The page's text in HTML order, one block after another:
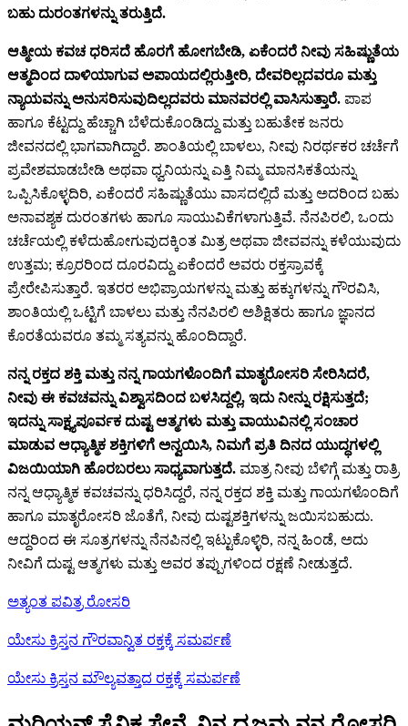
ಬಹು ದುರಂತಗಳನ್ನು ತರುತ್ತಿದೆ.
ಆತ್ಮೀಯ ಕವಚ ಧರಿಸದೆ ಹೊರಗೆ ಹೋಗಬೇಡಿ, ಏಕೆಂದರೆ ನೀವು ಸಹಿಷ್ಣುತೆಯ
ಆತ್ಮದಿಂದ ದಾಳಿಯಾಗುವ ಅಪಾಯದಲ್ಲಿರುತ್ತೀರಿ, ದೇವರಿಲ್ಲದವರೂ ಮತ್ತು
ನ್ಯಾಯವನ್ನು ಅನುಸರಿಸುವುದಿಲ್ಲದವರು ಮಾನವರಲ್ಲಿ ವಾಸಿಸುತ್ತಾರೆ. ಪಾಪ
ಹಾಗೂ ಕೆಟ್ಟದ್ದು ಹೆಚ್ಚಾಗಿ ಬೆಳೆದುಕೊಂಡಿದ್ದು ಮತ್ತು ಬಹುತೇಕ ಜನರು
ಜೀವನದಲ್ಲಿ ಭಾಗವಾಗಿದ್ದಾರೆ. ಶಾಂತಿಯಲ್ಲಿ ಬಾಳಲು, ನೀವು ನಿರರ್ಥಕರ ಚರ್ಚೆಗೆ
ಪ್ರವೇಶಮಾಡಬೇಡಿ ಅಥವಾ ಧ್ವನಿಯನ್ನು ಎತ್ತಿ ನಿಮ್ಮ ಮಾನಸಿಕತೆಯನ್ನು
ಒಪ್ಪಿಸಿಕೊಳ್ಳದಿರಿ, ಏಕೆಂದರೆ ಸಹಿಷ್ಣುತೆಯು ವಾಸದಲ್ಲಿದೆ ಮತ್ತು ಅದರಿಂದ ಬಹು
ಅನಾವಶ್ಯಕ ದುರಂತಗಳು ಹಾಗೂ ಸಾಯುವಿಕೆಗಳಾಗುತ್ತಿವೆ. ನೆನಪಿರಲಿ, ಒಂದು
ಚರ್ಚೆಯಲ್ಲಿ ಕಳೆದುಹೋಗುವುದಕ್ಕಿಂತ ಮಿತ್ರ ಅಥವಾ ಜೀವವನ್ನು ಕಳೆಯುವುದು
ಉತ್ತಮ; ಕ್ರೂರರಿಂದ ದೂರವಿದ್ದು ಏಕೆಂದರೆ ಅವರು ರಕ್ತಸ್ರಾವಕ್ಕೆ
ಪ್ರೇರೇಪಿಸುತ್ತಾರೆ. ಇತರರ ಅಭಿಪ್ರಾಯಗಳನ್ನು ಮತ್ತು ಹಕ್ಕುಗಳನ್ನು ಗೌರವಿಸಿ,
ಶಾಂತಿಯಲ್ಲಿ ಒಟ್ಟಿಗೆ ಬಾಳಲು ಮತ್ತು ನೆನಪಿರಲಿ ಅಶಿಕ್ಷಿತರು ಹಾಗೂ ಜ್ಞಾನದ
ಕೊರತೆಯವರೂ ತಮ್ಮ ಸತ್ಯವನ್ನು ಹೊಂದಿದ್ದಾರೆ.
ನನ್ನ ರಕ್ತದ ಶಕ್ತಿ ಮತ್ತು ನನ್ನ ಗಾಯಗಳೊಂದಿಗೆ ಮಾತೃರೋಸರಿ ಸೇರಿಸಿದರೆ,
ನೀವು ಈ ಕವಚವನ್ನು ವಿಶ್ವಾಸದಿಂದ ಬಳಸಿದ್ದಲ್ಲಿ, ಇದು ನೀನ್ನು ರಕ್ಷಿಸುತ್ತದೆ;
ಇದನ್ನು ಸಾಕ್ಷ್ಯಪೂರ್ವಕ ದುಷ್ಟ ಆತ್ಮಗಳು ಮತ್ತು ವಾಯುವಿನಲ್ಲಿ ಸಂಚಾರ
ಮಾಡುವ ಆಧ್ಯಾತ್ಮಿಕ ಶಕ್ತಿಗಳಿಗೆ ಅನ್ವಯಿಸಿ, ನಿಮಗೆ ಪ್ರತಿ ದಿನದ ಯುದ್ಧಗಳಲ್ಲಿ
ವಿಜಯಿಯಾಗಿ ಹೊರಬರಲು ಸಾಧ್ಯವಾಗುತ್ತದೆ. ಮಾತ್ರ ನೀವು ಬೆಳಿಗ್ಗೆ ಮತ್ತು ರಾತ್ರಿ
ನನ್ನ ಆಧ್ಯಾತ್ಮಿಕ ಕವಚವನ್ನು ಧರಿಸಿದ್ದರೆ, ನನ್ನ ರಕ್ತದ ಶಕ್ತಿ ಮತ್ತು ಗಾಯಗಳೊಂದಿಗೆ
ಹಾಗೂ ಮಾತೃರೋಸರಿ ಜೊತೆಗೆ, ನೀವು ದುಷ್ಟಶಕ್ತಿಗಳನ್ನು ಜಯಿಸಬಹುದು.
ಆದ್ದರಿಂದ ಈ ಸೂತ್ರಗಳನ್ನು ನೆನಪಿನಲ್ಲಿ ಇಟ್ಟುಕೊಳ್ಳಿರಿ, ನನ್ನ ಹಿಂಡೆ, ಅದು
ನೀವಿಗೆ ದುಷ್ಟ ಆತ್ಮಗಳು ಮತ್ತು ಅವರ ತಪ್ಪುಗಳಿಂದ ರಕ್ಷಣೆ ನೀಡುತ್ತದೆ.
ಅತ್ಯಂತ ಪವಿತ್ರ ರೋಸರಿ
ಯೇಸು ಕ್ರಿಸ್ತನ ಗೌರವಾನ್ವಿತ ರಕ್ತಕ್ಕೆ ಸಮರ್ಪಣೆ
ಯೇಸು ಕ್ರಿಸ್ತನ ಮೌಲ್ಯವತ್ತಾದ ರಕ್ತಕ್ಕೆ ಸಮರ್ಪಣೆ